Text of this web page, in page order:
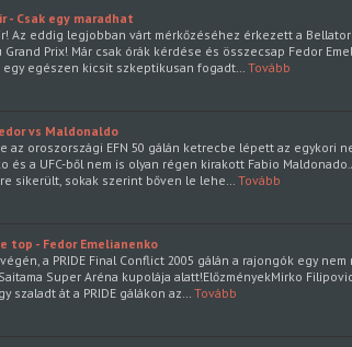
- Csak egy maradhat
Az eddig legjobban várt mérkőzéséhez érkezett a
Grand Prix! Már csak órák kérdése és összecsap Fedor
egy egészen kicsit szkeptikusan fogadt… Tovább
vs Maldonaldo
az oroszországi EFN 50 gálán ketrecbe lépett az egykori
és a UFC-ből nem is olyan régen kirakott Fabio
sikerült, sokak szerint bőven le lehe… Tovább
top - Fedor Emelianenko
a PRIDE Final Conflict 2005 gálán a rajongók egy
Super Aréna kupolája alatt!ElőzményekMirko
szaladt át a PRIDE gálákon az… Tovább